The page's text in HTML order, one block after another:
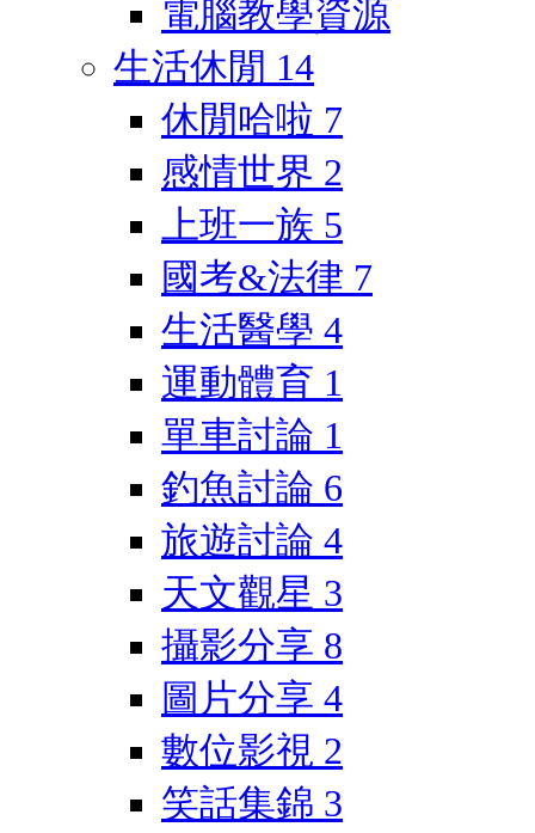
電腦教學資源
生活休閒 14
休閒哈啦 7
感情世界 2
上班一族 5
國考&法律 7
生活醫學 4
運動體育 1
單車討論 1
釣魚討論 6
旅遊討論 4
天文觀星 3
攝影分享 8
圖片分享 4
數位影視 2
笑話集錦 3